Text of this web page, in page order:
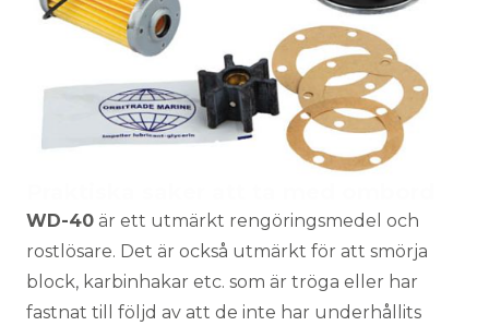
WD-40 är ett utmärkt rengöringsmedel och
rostlösare. Det är också utmärkt för att smörja
block, karbinhakar etc. som är tröga eller har
fastnat till följd av att de inte har underhållits